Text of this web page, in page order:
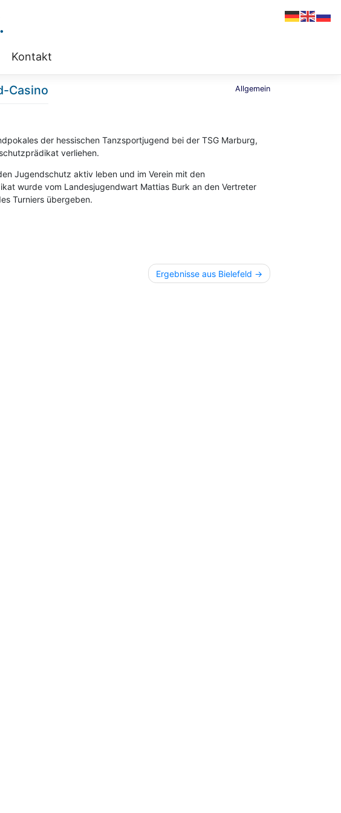
Kontakt
Casino Allgemein
der hessischen Tanzsportjugend bei der TSG Marburg,
verliehen.
Jugendschutz aktiv leben und im Verein mit den
wurde vom Landesjugendwart Mattias Burk an den Vertreter
Turniers übergeben.
Ergebnisse aus Bielefeld